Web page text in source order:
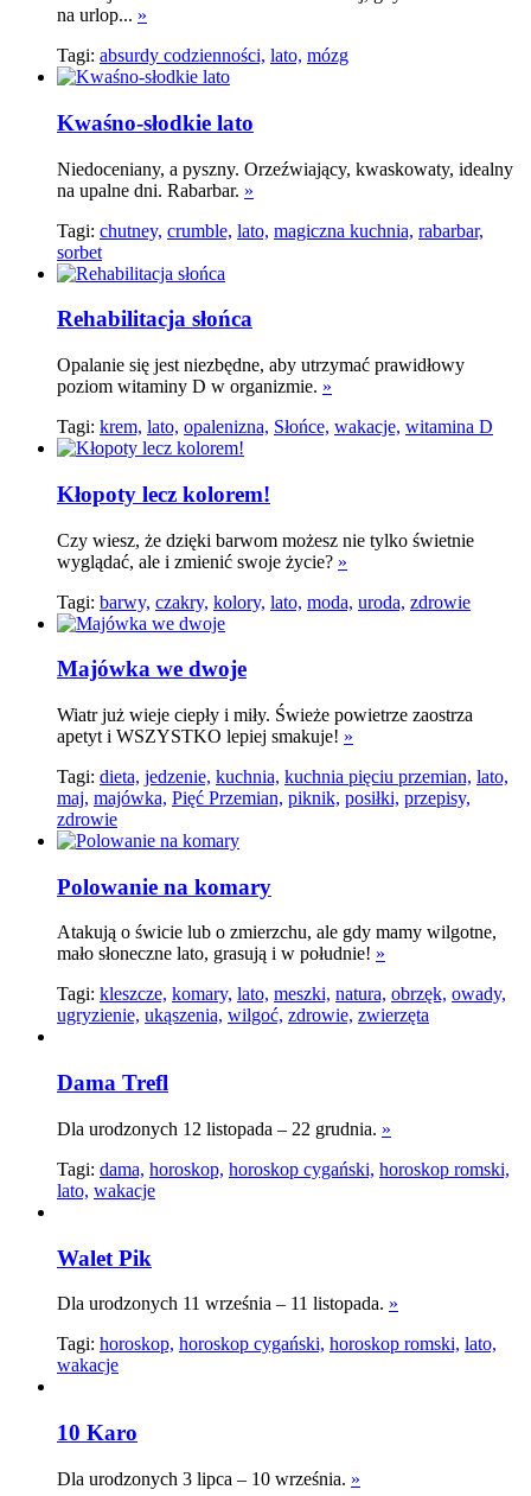
na urlop... »
Tagi: absurdy codzienności, lato, mózg
Kwaśno-słodkie lato
Niedoceniany, a pyszny. Orzeźwiający, kwaskowaty, idealny
na upalne dni. Rabarbar. »
Tagi: chutney, crumble, lato, magiczna kuchnia, rabarbar,
sorbet
Rehabilitacja słońca
Opalanie się jest niezbędne, aby utrzymać prawidłowy
poziom witaminy D w organizmie. »
Tagi: krem, lato, opalenizna, Słońce, wakacje, witamina D
Kłopoty lecz kolorem!
Czy wiesz, że dzięki barwom możesz nie tylko świetnie
wyglądać, ale i zmienić swoje życie? »
Tagi: barwy, czakry, kolory, lato, moda, uroda, zdrowie
Majówka we dwoje
Wiatr już wieje ciepły i miły. Świeże powietrze zaostrza
apetyt i WSZYSTKO lepiej smakuje! »
Tagi: dieta, jedzenie, kuchnia, kuchnia pięciu przemian, lato,
maj, majówka, Pięć Przemian, piknik, posiłki, przepisy,
zdrowie
Polowanie na komary
Atakują o świcie lub o zmierzchu, ale gdy mamy wilgotne,
mało słoneczne lato, grasują i w południe! »
Tagi: kleszcze, komary, lato, meszki, natura, obrzęk, owady,
ugryzienie, ukąszenia, wilgoć, zdrowie, zwierzęta
Dama Trefl
Dla urodzonych 12 listopada – 22 grudnia. »
Tagi: dama, horoskop, horoskop cygański, horoskop romski,
lato, wakacje
Walet Pik
Dla urodzonych 11 września – 11 listopada. »
Tagi: horoskop, horoskop cygański, horoskop romski, lato,
wakacje
10 Karo
Dla urodzonych 3 lipca – 10 września. »